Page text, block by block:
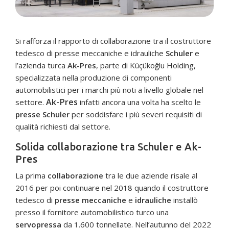
Si rafforza il rapporto di collaborazione tra il costruttore
tedesco di presse meccaniche e idrauliche Schuler e
l’azienda turca Ak-Pres, parte di Küçükoğlu Holding,
specializzata nella produzione di componenti
automobilistici per i marchi più noti a livello globale nel
settore. Ak-Pres infatti ancora una volta ha scelto le
presse Schuler per soddisfare i più severi requisiti di
qualità richiesti dal settore.
Solida collaborazione tra Schuler e Ak-
Pres
La prima collaborazione tra le due aziende risale al
2016 per poi continuare nel 2018 quando il costruttore
tedesco di presse meccaniche e idrauliche installò
presso il fornitore automobilistico turco una
servopressa da 1.600 tonnellate. Nell’autunno del 2022